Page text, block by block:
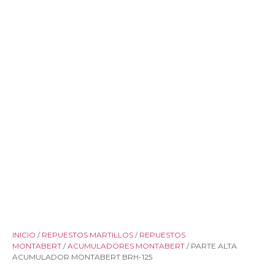
INICIO / REPUESTOS MARTILLOS / REPUESTOS
MONTABERT /ACUMULADORES MONTABERT / PARTE ALTA
ACUMULADOR MONTABERT BRH-125